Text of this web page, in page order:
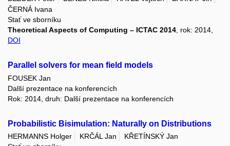
ČERNÁ Ivana
Stať ve sborníku
Theoretical Aspects of Computing – ICTAC 2014, rok: 2014,
DOI
Parallel solvers for mean field models
FOUSEK Jan
Další prezentace na konferencích
Rok: 2014, druh: Další prezentace na konferencích
Probabilistic Bisimulation: Naturally on Distributions
HERMANNS Holger KRČÁL Jan
KŘETÍNSKÝ Jan